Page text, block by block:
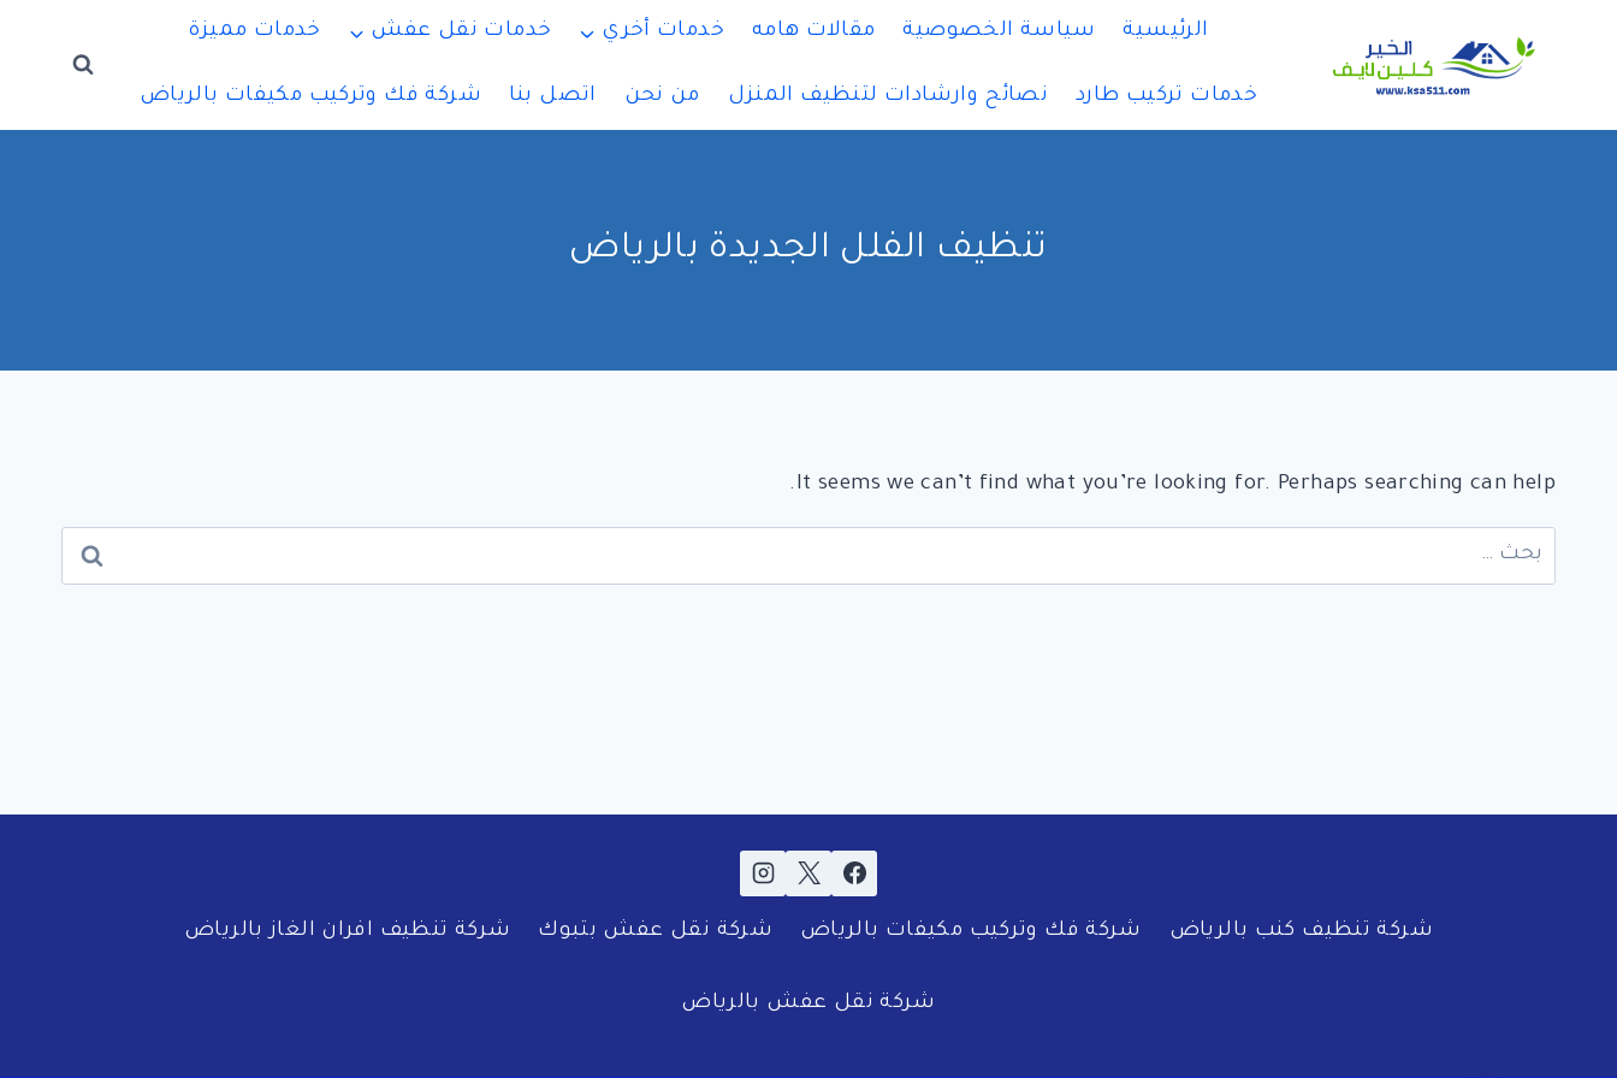
الرئيسية سياسة الخصوصية مقالات هامه خدمات أخري خدمات نقل عفش خدمات مميزة
خدمات تركيب طارد نصائح وارشادات لتنظيف المنزل من نحن اتصل بنا شركة فك وتركيب مكيفات بالرياض
تنظيف الفلل الجديدة بالرياض
It seems we can’t find what you’re looking for. Perhaps searching can help.
البحث
عن:
شركة تنظيف كنب بالرياض شركة فك وتركيب مكيفات بالرياض شركة نقل عفش بتبوك شركة تنظيف افران الغاز بالرياض
شركة نقل عفش بالرياض